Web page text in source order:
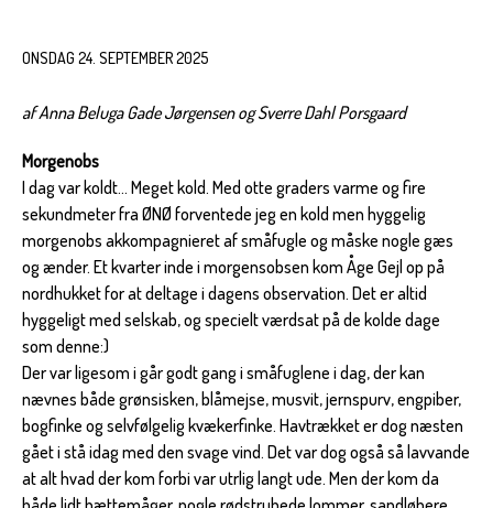
ONSDAG 24. SEPTEMBER 2025
af Anna Beluga Gade Jørgensen og Sverre Dahl Porsgaard
Morgenobs
I dag var koldt... Meget kold. Med otte graders varme og fire
sekundmeter fra ØNØ forventede jeg en kold men hyggelig
morgenobs akkompagnieret af småfugle og måske nogle gæs
og ænder. Et kvarter inde i morgensobsen kom Åge Gejl op på
nordhukket for at deltage i dagens observation. Det er altid
hyggeligt med selskab, og specielt værdsat på de kolde dage
som denne:)
Der var ligesom i går godt gang i småfuglene i dag, der kan
nævnes både grønsisken, blåmejse, musvit, jernspurv, engpiber,
bogfinke og selvfølgelig kvækerfinke. Havtrækket er dog næsten
gået i stå idag med den svage vind. Det var dog også så lavvande
at alt hvad der kom forbi var utrlig langt ude. Men der kom da